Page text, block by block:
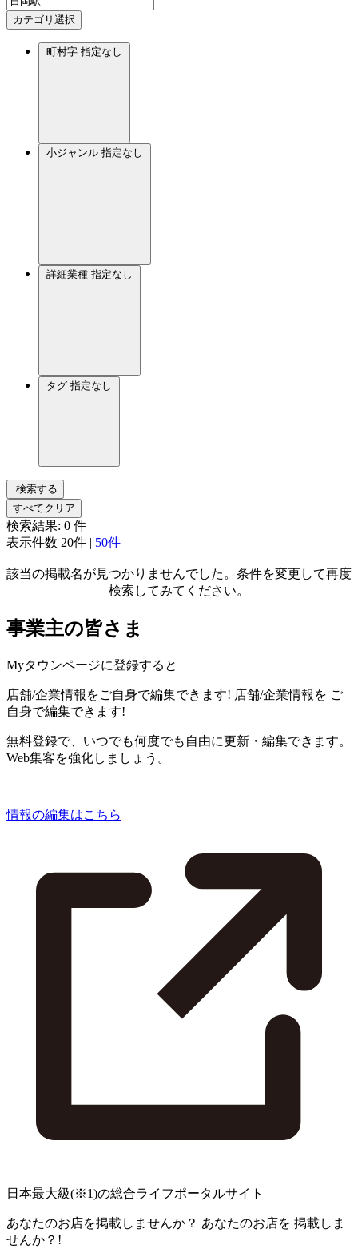
カテゴリ選択
町村字 指定なし
小ジャンル 指定なし
詳細業種 指定なし
タグ 指定なし
検索する
すべてクリア
検索結果: 0 件
表示件数 20件 | 50件
該当の掲載名が見つかりませんでした。条件を変更して再度
検索してみてください。
事業主の皆さま
Myタウンページに登録すると
店舗/企業情報をご自身で編集できます! 店舗/企業情報を ご
自身で編集できます!
無料登録で、いつでも何度でも自由に更新・編集できます。
Web集客を強化しましょう。
情報の編集はこちら
日本最大級(※1)の総合ライフポータルサイト
あなたのお店を掲載しませんか？ あなたのお店を 掲載しま
せんか？!